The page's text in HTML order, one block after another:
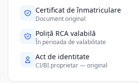
Certificat de înmatriculare
Document original
Poliță RCA valabilă
În perioada de valabilitate
Act de identitate
CI/BI proprietar — original